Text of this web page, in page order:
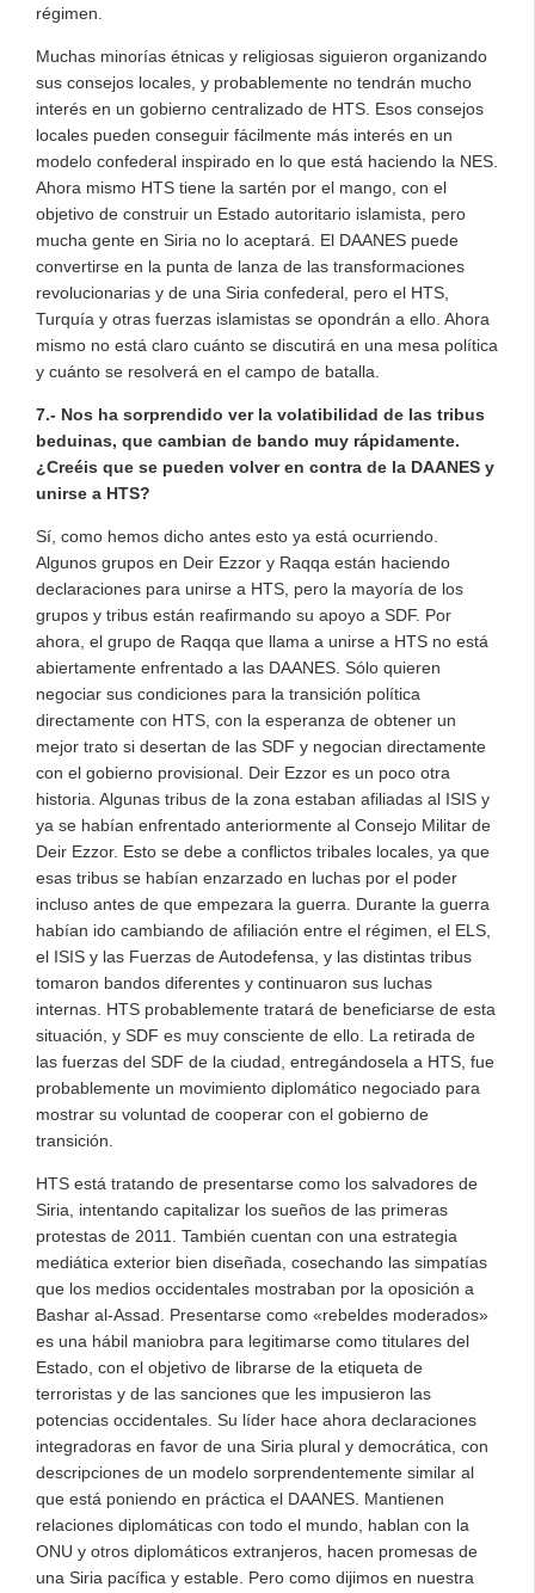
régimen.
Muchas minorías étnicas y religiosas siguieron organizando
sus consejos locales, y probablemente no tendrán mucho
interés en un gobierno centralizado de HTS. Esos consejos
locales pueden conseguir fácilmente más interés en un
modelo confederal inspirado en lo que está haciendo la NES.
Ahora mismo HTS tiene la sartén por el mango, con el
objetivo de construir un Estado autoritario islamista, pero
mucha gente en Siria no lo aceptará. El DAANES puede
convertirse en la punta de lanza de las transformaciones
revolucionarias y de una Siria confederal, pero el HTS,
Turquía y otras fuerzas islamistas se opondrán a ello. Ahora
mismo no está claro cuánto se discutirá en una mesa política
y cuánto se resolverá en el campo de batalla.
7.- Nos ha sorprendido ver la volatibilidad de las tribus
beduinas, que cambian de bando muy rápidamente.
¿Creéis que se pueden volver en contra de la DAANES y
unirse a HTS?
Sí, como hemos dicho antes esto ya está ocurriendo.
Algunos grupos en Deir Ezzor y Raqqa están haciendo
declaraciones para unirse a HTS, pero la mayoría de los
grupos y tribus están reafirmando su apoyo a SDF. Por
ahora, el grupo de Raqqa que llama a unirse a HTS no está
abiertamente enfrentado a las DAANES. Sólo quieren
negociar sus condiciones para la transición política
directamente con HTS, con la esperanza de obtener un
mejor trato si desertan de las SDF y negocian directamente
con el gobierno provisional. Deir Ezzor es un poco otra
historia. Algunas tribus de la zona estaban afiliadas al ISIS y
ya se habían enfrentado anteriormente al Consejo Militar de
Deir Ezzor. Esto se debe a conflictos tribales locales, ya que
esas tribus se habían enzarzado en luchas por el poder
incluso antes de que empezara la guerra. Durante la guerra
habían ido cambiando de afiliación entre el régimen, el ELS,
el ISIS y las Fuerzas de Autodefensa, y las distintas tribus
tomaron bandos diferentes y continuaron sus luchas
internas. HTS probablemente tratará de beneficiarse de esta
situación, y SDF es muy consciente de ello. La retirada de
las fuerzas del SDF de la ciudad, entregándosela a HTS, fue
probablemente un movimiento diplomático negociado para
mostrar su voluntad de cooperar con el gobierno de
transición.
HTS está tratando de presentarse como los salvadores de
Siria, intentando capitalizar los sueños de las primeras
protestas de 2011. También cuentan con una estrategia
mediática exterior bien diseñada, cosechando las simpatías
que los medios occidentales mostraban por la oposición a
Bashar al-Assad. Presentarse como «rebeldes moderados»
es una hábil maniobra para legitimarse como titulares del
Estado, con el objetivo de librarse de la etiqueta de
terroristas y de las sanciones que les impusieron las
potencias occidentales. Su líder hace ahora declaraciones
integradoras en favor de una Siria plural y democrática, con
descripciones de un modelo sorprendentemente similar al
que está poniendo en práctica el DAANES. Mantienen
relaciones diplomáticas con todo el mundo, hablan con la
ONU y otros diplomáticos extranjeros, hacen promesas de
una Siria pacífica y estable. Pero como dijimos en nuestra